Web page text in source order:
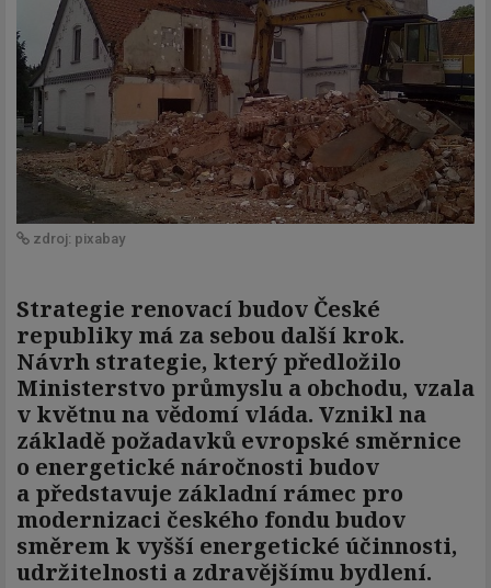
zdroj: pixabay
Strategie renovací budov České
republiky má za sebou další krok.
Návrh strategie, který předložilo
Ministerstvo průmyslu a obchodu, vzala
v květnu na vědomí vláda. Vznikl na
základě požadavků evropské směrnice
o energetické náročnosti budov
a představuje základní rámec pro
modernizaci českého fondu budov
směrem k vyšší energetické účinnosti,
udržitelnosti a zdravějšímu bydlení.